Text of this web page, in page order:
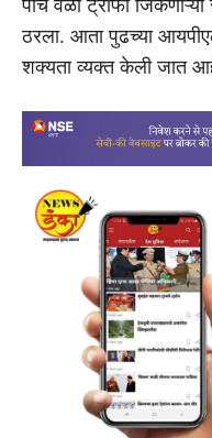
पाच वेळा ट्रॉफी
ठरला. आता पुढच्या
शक्यता व्यक्त केली जात